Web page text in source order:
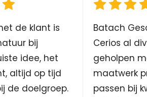
de klant is
bij
idee, het
altijd op tijd
de doelgroep.
Batach
Cerios al
geholpen
maatwerk
passen bij